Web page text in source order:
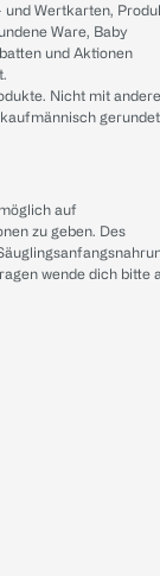
und Wertkarten,
Ware, Baby
und Aktionen
Nicht mit
auf
zu geben. Des
wende dich bitte